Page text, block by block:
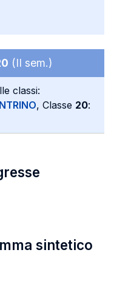
(II sem.)
classi:
, Classe 20:
sintetico